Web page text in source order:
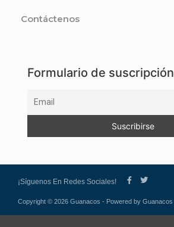
Contáctenos
Formulario de suscripción
Copyright © 2026 Guanacos - Powered by Guanacos
¡Síguenos En Redes Sociales!